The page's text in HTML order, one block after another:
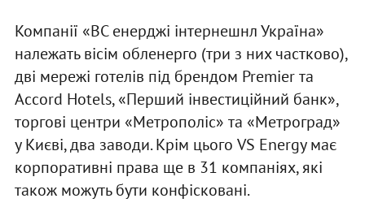
Компанії «ВС енерджі інтернешнл Україна»
належать вісім обленерго (три з них частково),
дві мережі готелів під брендом Premier та
Accord Hotels, «Перший інвестиційний банк»,
торгові центри «Метрополіс» та «Метроград»
у Києві, два заводи. Крім цього VS Energy має
корпоративні права ще в 31 компаніях, які
також можуть бути конфісковані.